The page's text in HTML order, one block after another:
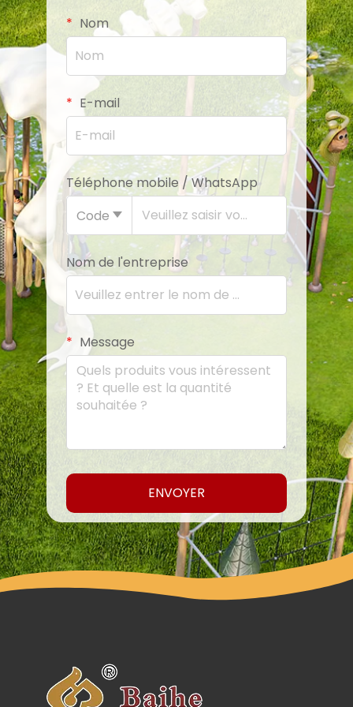
Nom
E-mail
Téléphone mobile / WhatsApp
Code
Nom de l'entreprise
Message
ENVOYER